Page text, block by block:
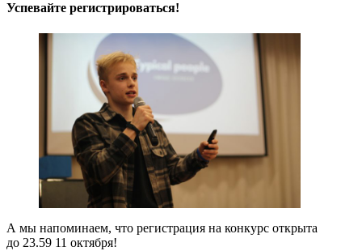
Успевайте регистрироваться!
А мы напоминаем, что регистрация на конкурс открыта
до 23.59 11 октября!